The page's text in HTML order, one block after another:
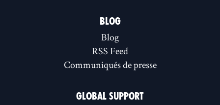
BLOG
Blog
RSS Feed
Communiqués de presse
GLOBAL SUPPORT